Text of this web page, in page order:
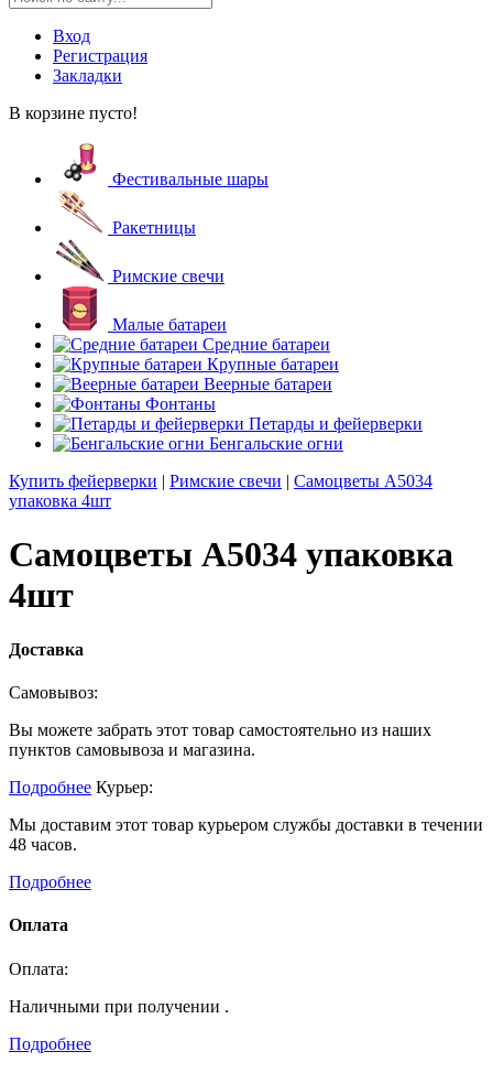
Вход
Регистрация
Закладки
В корзине пусто!
Фестивальные шары
Ракетницы
Римские свечи
Малые батареи
Средние батареи
Крупные батареи
Веерные батареи
Фонтаны
Петарды и фейерверки
Бенгальские огни
Купить фейерверки | Римские свечи | Самоцветы А5034
упаковка 4шт
Самоцветы А5034 упаковка
4шт
Доставка
Самовывоз:
Вы можете забрать этот товар самостоятельно из наших
пунктов самовывоза и магазина.
Подробнее Курьер:
Мы доставим этот товар курьером службы доставки в течении
48 часов.
Подробнее
Оплата
Оплата:
Наличными при получении .
Подробнее